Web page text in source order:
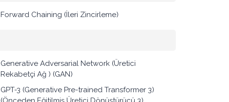
Forward Chaining (İleri Zincirleme)
Generative Adversarial Network (Üretici
Rekabetçi Ağ ) (GAN)
GPT-3 (Generative Pre-trained Transformer 3)